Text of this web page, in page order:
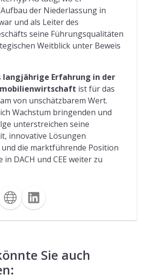
der Niederlassung in
und als Leiter des
seine Führungsqualitäten
Weitblick unter Beweis
langjährige Erfahrung in der
ist für das
von unschätzbarem Wert.
Wachstum bringenden und
unterstreichen seine
innovative Lösungen
die marktführende Position
DACH und CEE weiter zu
Sie auch